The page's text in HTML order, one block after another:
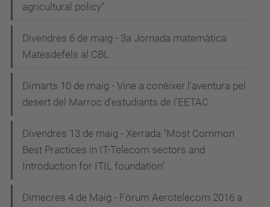
agricultural policy"
Divendres 6 de maig - 3a Jornada matemàtica
Matesdefels al CBL
Dimarts 10 de maig - Vine a conèixer l'aventura pel
desert del Marroc d'estudiants de l'EETAC
Divendres 13 de maig - Xerrada "Most Common
Best Practices in IT-Telecom sectors and
Introduction for ITIL foundation"
Dimecres 4 de Maig - Fòrum Aerotelecom 2016 a